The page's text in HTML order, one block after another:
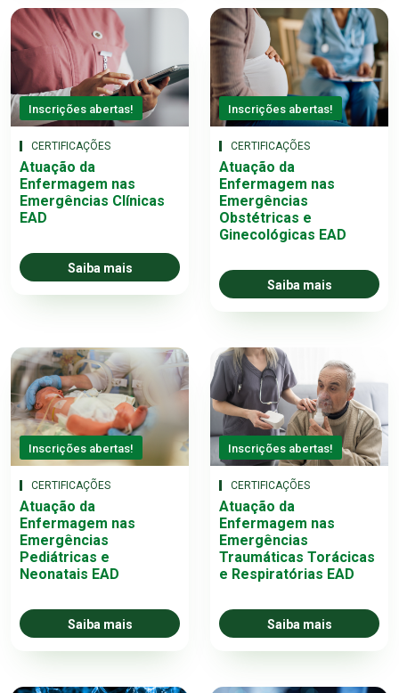
Inscrições abertas!
CERTIFICAÇÕES
Atuação da
Enfermagem nas
Emergências Clínicas
EAD
Saiba mais
Inscrições abertas!
CERTIFICAÇÕES
Atuação da
Enfermagem nas
Emergências
Obstétricas e
Ginecológicas EAD
Saiba mais
Inscrições abertas!
CERTIFICAÇÕES
Atuação da
Enfermagem nas
Emergências
Pediátricas e
Neonatais EAD
Saiba mais
Inscrições abertas!
CERTIFICAÇÕES
Atuação da
Enfermagem nas
Emergências
Traumáticas Torácicas
e Respiratórias EAD
Saiba mais